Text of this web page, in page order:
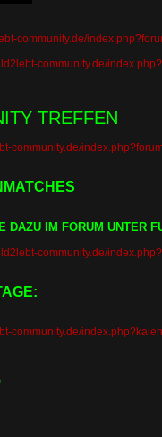
community.de/
community.de/
TREFFEN
community.de/
DAZU IM FORUM UNTER
community.de/
community.de/